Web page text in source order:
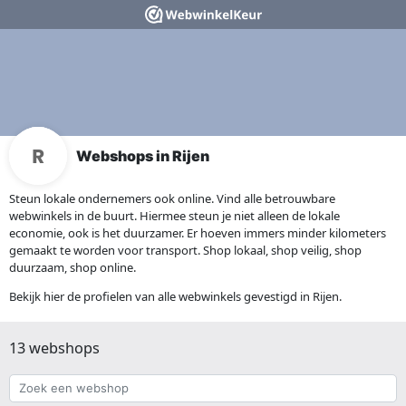
Webshops in Rijen
Steun lokale ondernemers ook online. Vind alle betrouwbare
webwinkels in de buurt. Hiermee steun je niet alleen de lokale
economie, ook is het duurzamer. Er hoeven immers minder kilometers
gemaakt te worden voor transport. Shop lokaal, shop veilig, shop
duurzaam, shop online.
Bekijk hier de profielen van alle webwinkels gevestigd in Rijen.
13 webshops
Zoek
een